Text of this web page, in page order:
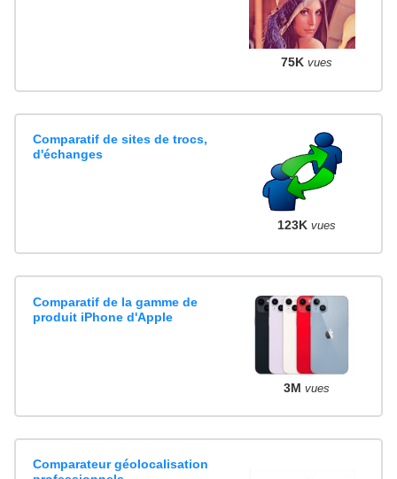
75K vues
Comparatif de sites de trocs,
d'échanges
123K vues
Comparatif de la gamme de
produit iPhone d'Apple
3M vues
Comparateur géolocalisation